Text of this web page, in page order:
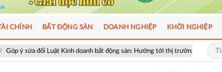
doanh bất động sản: Hướng tới thị trường minh bạch, phát triển bền vững
CHÍNH BẤT ĐỘNG SẢN DOANH NGHIỆP KHỞI NGHIỆP